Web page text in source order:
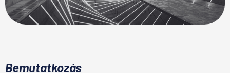
Bemutatkozás